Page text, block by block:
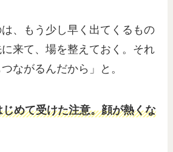
は、もう少し早く出てくるもの
来て、場を整えておく。それ
ながるんだから」と。
めて受けた注意。顔が熱くな